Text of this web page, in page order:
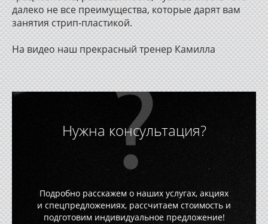
далеко не все преимущества, которые дарят вам
занятия стрип-пластикой.
На видео наш прекрасный тренер Камилла
Нужна консультация?
Подробно расскажем о наших услугах, акциях
и спецпредложениях, рассчитаем стоимость и
подготовим индивидуальное предложение!